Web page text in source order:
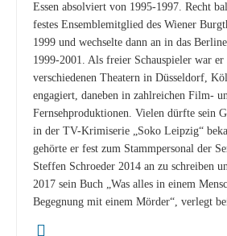
Essen absolviert von 1995-1997. Recht
festes Ensemblemitglied des Wiener
1999 und wechselte dann an in das
1999-2001. Als freier Schauspieler war er
verschiedenen Theatern in Düsseldorf,
engagiert, daneben in zahlreichen Film-
Fernsehproduktionen. Vielen dürfte sein
in der TV-Krimiserie „Soko Leipzig“
gehörte er fest zum Stammpersonal der
Steffen Schroeder 2014 an zu schreiben
2017 sein Buch „Was alles in einem
Begegnung mit einem Mörder“, verlegt